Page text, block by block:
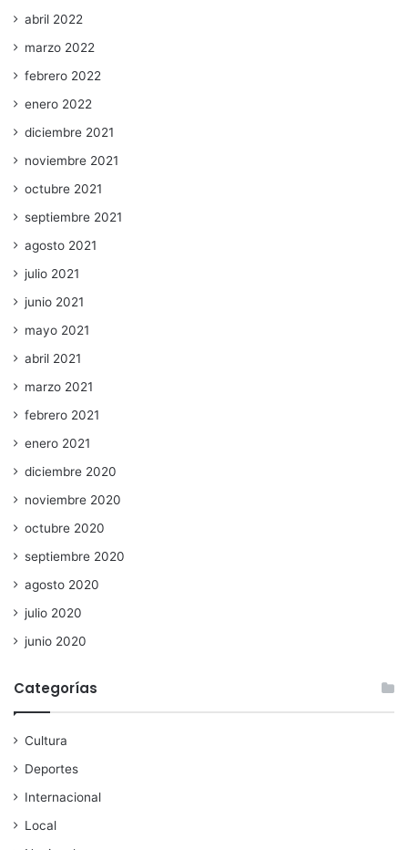
abril 2022
marzo 2022
febrero 2022
enero 2022
diciembre 2021
noviembre 2021
octubre 2021
septiembre 2021
agosto 2021
julio 2021
junio 2021
mayo 2021
abril 2021
marzo 2021
febrero 2021
enero 2021
diciembre 2020
noviembre 2020
octubre 2020
septiembre 2020
agosto 2020
julio 2020
junio 2020
Categorías
Cultura
Deportes
Internacional
Local